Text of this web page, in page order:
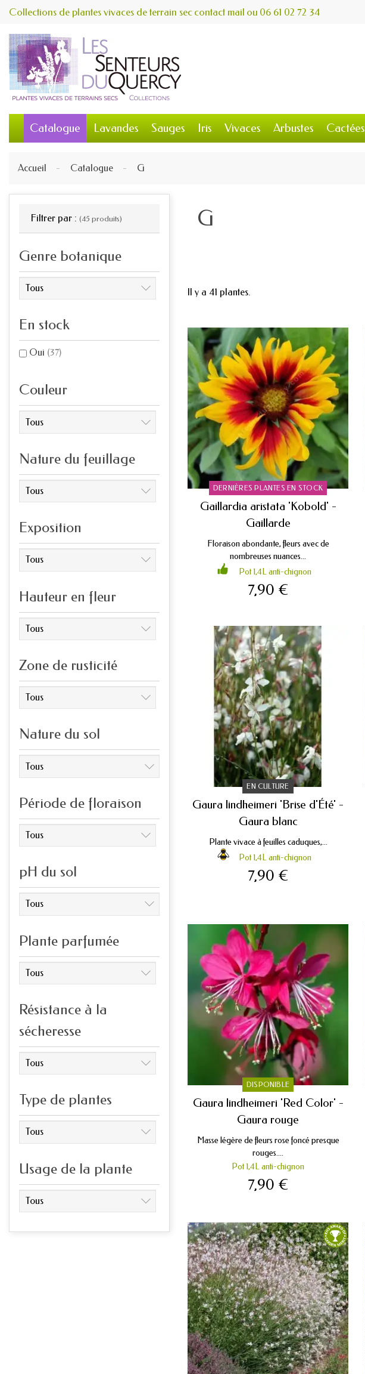
Collections de plantes vivaces de terrain sec contact mail ou 06 61 02 72 34
Catalogue Lavandes Sauges Iris Vivaces Arbustes Cactées
Accueil Catalogue G
Filtrer par : (45 produits)
Genre botanique
En stock
Oui (37)
Couleur
Nature du feuillage
Exposition
Hauteur en fleur
Zone de rusticité
Nature du sol
Période de floraison
pH du sol
Plante parfumée
Résistance à la
sécheresse
Type de plantes
Usage de la plante
G
Il y a 41 plantes.
DERNIÈRES PLANTES EN STOCK
Gaillardia aristata 'Kobold' -
Gaillarde
Floraison abondante, fleurs avec de
nombreuses nuances...
Pot 1,4L anti-chignon
7,90 €
EN CULTURE
Gaura lindheimeri 'Brise d'Été' -
Gaura blanc
Plante vivace à feuilles caduques,...
Pot 1,4L anti-chignon
7,90 €
DISPONIBLE
Gaura lindheimeri 'Red Color' -
Gaura rouge
Masse légère de fleurs rose foncé presque
rouges....
Pot 1,4L anti-chignon
7,90 €